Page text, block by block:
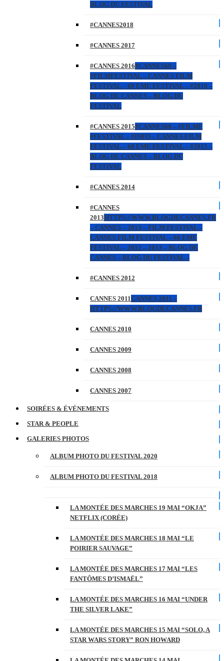
BLOG DU FESTIVAL
#CANNES2018
#CANNES 2017
#CANNES 2016#CANNES69 –
#FILMFESTIVAL – CANNES FILM
FESTIVAL – 69 EME FESTIVAL – #2016 –
BLOG DE CANNES – BLOG DU
FESTIVAL
#CANNES 2015#CANNES68 – #FILMF
#FESTIVAL – #INFO – CANNES FILM
FESTIVAL – 68 EME FESTIVAL – #2015 –
BLOG DE CANNES – BLOG DU
FESTIVAL
#CANNES 2014
#CANNES
2013HTTPS://WWW.BLOGDECANNES.FR
– CANNES – 2013 – FILM FESTIVAL –
CANNES FILM FESTIVAL – 66 EME
FESTIVAL – 2012 – 2013 – BLOG DE
CANNES – BLOG DU FESTIVAL –
#CANNES 2012
CANNES 2011CANNES 2011 –
HTTPS://WWW.BLOGDECANNES.FR
CANNES 2010
CANNES 2009
CANNES 2008
CANNES 2007
SOIRÉES & ÉVÉNEMENTS
STAR & PEOPLE
GALERIES PHOTOS
ALBUM PHOTO DU FESTIVAL 2020
ALBUM PHOTO DU FESTIVAL 2018
LA MONTÉE DES MARCHES 19 MAI “OKJA”
NETFLIX (CORÉE)
LA MONTÉE DES MARCHES 18 MAI “LE
POIRIER SAUVAGE”
LA MONTÉE DES MARCHES 17 MAI “LES
FANTÔMES D’ISMAËL”
LA MONTÉE DES MARCHES 16 MAI “UNDER
THE SILVER LAKE”
LA MONTÉE DES MARCHES 15 MAI “SOLO, A
STAR WARS STORY” RON HOWARD